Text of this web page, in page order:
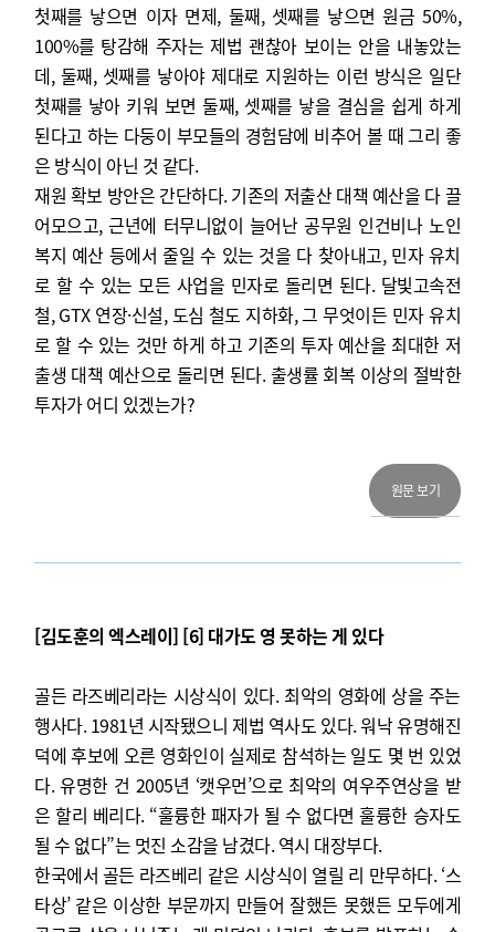
첫째를 낳으면 이자 면제, 둘째, 셋째를 낳으면 원금 50%,
100%를 탕감해 주자는 제법 괜찮아 보이는 안을 내놓았는
데, 둘째, 셋째를 낳아야 제대로 지원하는 이런 방식은 일단
첫째를 낳아 키워 보면 둘째, 셋째를 낳을 결심을 쉽게 하게
된다고 하는 다둥이 부모들의 경험담에 비추어 볼 때 그리 좋
은 방식이 아닌 것 같다.
재원 확보 방안은 간단하다. 기존의 저출산 대책 예산을 다 끌
어모으고, 근년에 터무니없이 늘어난 공무원 인건비나 노인
복지 예산 등에서 줄일 수 있는 것을 다 찾아내고, 민자 유치
로 할 수 있는 모든 사업을 민자로 돌리면 된다. 달빛고속전
철, GTX 연장·신설, 도심 철도 지하화, 그 무엇이든 민자 유치
로 할 수 있는 것만 하게 하고 기존의 투자 예산을 최대한 저
출생 대책 예산으로 돌리면 된다. 출생률 회복 이상의 절박한
투자가 어디 있겠는가?
원문 보기
[김도훈의 엑스레이] [6] 대가도 영 못하는 게 있다
골든 라즈베리라는 시상식이 있다. 최악의 영화에 상을 주는
행사다. 1981년 시작됐으니 제법 역사도 있다. 워낙 유명해진
덕에 후보에 오른 영화인이 실제로 참석하는 일도 몇 번 있었
다. 유명한 건 2005년 ‘캣우먼’으로 최악의 여우주연상을 받
은 할리 베리다. “훌륭한 패자가 될 수 없다면 훌륭한 승자도
될 수 없다”는 멋진 소감을 남겼다. 역시 대장부다.
한국에서 골든 라즈베리 같은 시상식이 열릴 리 만무하다. ‘스
타상’ 같은 이상한 부문까지 만들어 잘했든 못했든 모두에게